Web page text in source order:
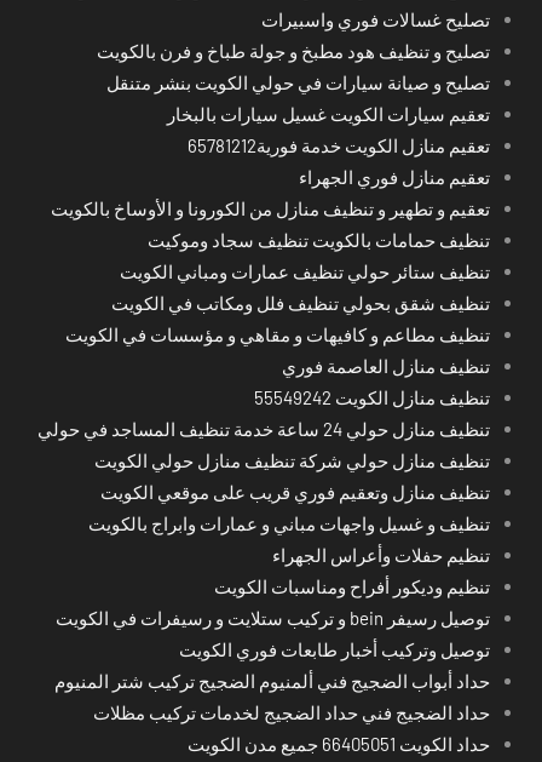
تصليح غسالات فوري واسبيرات
تصليح و تنظيف هود مطبخ و جولة طباخ و فرن بالكويت
تصليح و صيانة سيارات في حولي الكويت بنشر متنقل
تعقيم سيارات الكويت غسيل سيارات بالبخار
تعقيم منازل الكويت خدمة فورية65781212
تعقيم منازل فوري الجهراء
تعقيم و تطهير و تنظيف منازل من الكورونا و الأوساخ بالكويت
تنظيف حمامات بالكويت تنظيف سجاد وموكيت
تنظيف ستائر حولي تنظيف عمارات ومباني الكويت
تنظيف شقق بحولي تنظيف فلل ومكاتب في الكويت
تنظيف مطاعم و كافيهات و مقاهي و مؤسسات في الكويت
تنظيف منازل العاصمة فوري
تنظيف منازل الكويت 55549242
تنظيف منازل حولي 24 ساعة خدمة تنظيف المساجد في حولي
تنظيف منازل حولي شركة تنظيف منازل حولي الكويت
تنظيف منازل وتعقيم فوري قريب على موقعي الكويت
تنظيف و غسيل واجهات مباني و عمارات وابراج بالكويت
تنظيم حفلات وأعراس الجهراء
تنظيم وديكور أفراح ومناسبات الكويت
توصيل رسيفر bein و تركيب ستلايت و رسيفرات في الكويت
توصيل وتركيب أخبار طابعات فوري الكويت
حداد أبواب الضجيج فني ألمنيوم الضجيج تركيب شتر المنيوم
حداد الضجيج فني حداد الضجيج لخدمات تركيب مظلات
حداد الكويت 66405051 جميع مدن الكويت